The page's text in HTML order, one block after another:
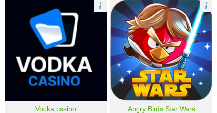
Vodka casino
i
Angry Birds Star Wars
i